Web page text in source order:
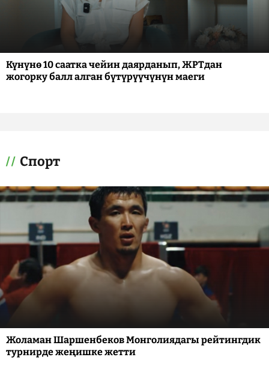
Күнүнө 10 саатка чейин даярданып, ЖРТдан
жогорку балл алган бүтүрүүчүнүн маеги
Спорт
Жоламан Шаршенбеков Монголиядагы рейтингдик
турнирде жеңишке жетти